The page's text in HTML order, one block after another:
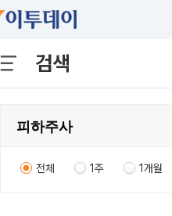
검색
전체 1주 1개월